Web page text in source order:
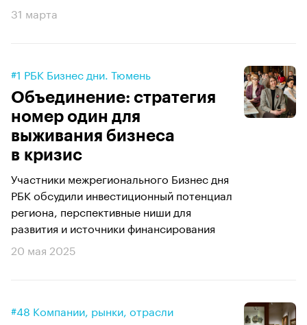
31 марта
#1 РБК Бизнес дни. Тюмень
Объединение: стратегия
номер один для
выживания бизнеса
в кризис
Участники межрегионального Бизнес дня
РБК обсудили инвестиционный потенциал
региона, перспективные ниши для
развития и источники финансирования
20 мая 2025
#48 Компании, рынки, отрасли